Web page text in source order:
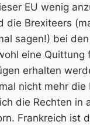
EU wenig
die Brexiteers
sagen!) bei
eine Quittung
erhalten
nicht mehr die
die Rechten in
Frankreich ist